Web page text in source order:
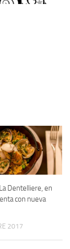
Dentelliere, en
con nueva
2017